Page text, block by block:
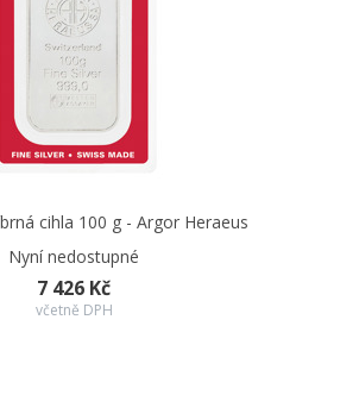
cihla 100 g - Argor Heraeus
Nyní nedostupné
7 426 Kč
včetně DPH